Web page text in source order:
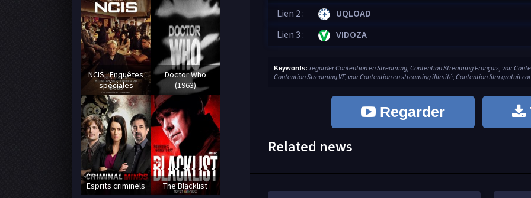
Lien 2 :
UQLOAD
Lien 3 :
VIDOZA
Keywords: regarder Contention en Streaming, Contention Streaming Français, voir
Contention Streaming VF, voir Contention en streaming illimité, Contention film gratuit
Regarder
Related news
NCIS : Enquêtes
spéciales
Doctor Who
(1963)
Esprits criminels The Blacklist